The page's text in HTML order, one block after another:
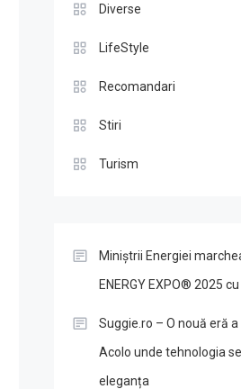
Diverse
LifeStyle
Recomandari
Stiri
Turism
Miniștrii Energiei
ENERGY EXPO® 2025
Suggie.ro – O nouă eră
Acolo unde tehnologia
eleganța